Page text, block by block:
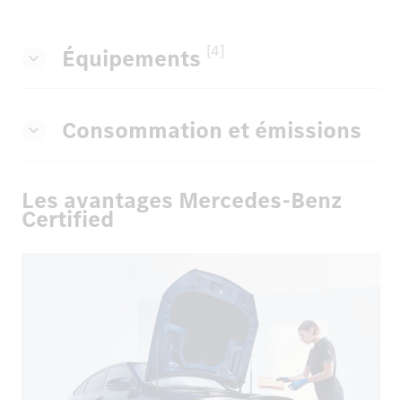
Équipements [4]
Consommation et émissions
Les avantages Mercedes-Benz
Certified